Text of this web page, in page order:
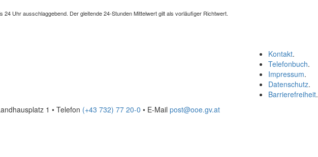
Uhr ausschlaggebend. Der gleitende 24-Stunden Mittelwert gilt als vorläufiger Richtwert.
Kontakt.
Telefonbuch.
Impressum.
Datenschutz.
Barrierefreiheit.
1 • Telefon (+43 732) 77 20-0 • E-Mail post@ooe.gv.at